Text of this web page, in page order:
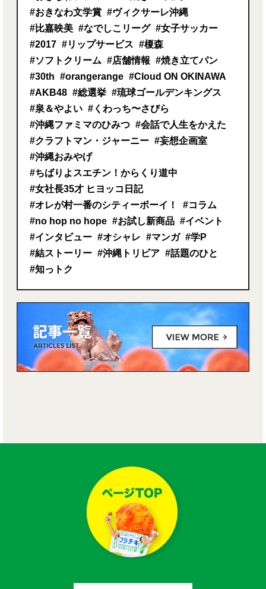
#おきなわ文学賞 #ヴィクサーレ沖縄
#比嘉映美 #なでしこリーグ #女子サッカー
#2017 #リップサービス #榎森
#ソフトクリーム #店舗情報 #焼き立てパン
#30th #orangerange #Cloud ON OKINAWA
#AKB48 #総選挙 #琉球ゴールデンキングス
#泉＆やよい #くわっち〜さびら
#沖縄ファミマのひみつ #会話で人生をかえた
#クラフトマン・ジャーニー #妄想企画室
#沖縄おみやげ
#ちばりよスエチン！からくり道中
#女社長35才 ヒヨッコ日記
#オレが村一番のシティーボーイ！
#コラム
#no hop no hope #お試し新商品 #イベント
#インタビュー #オシャレ #マンガ #学P
#結ストーリー #沖縄トリビア #話題のひと
#知っトク